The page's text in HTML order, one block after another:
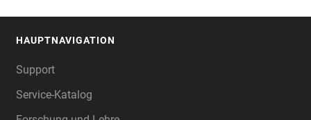
HAUPTNAVIGATION
Support
Service-Katalog